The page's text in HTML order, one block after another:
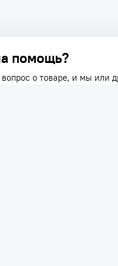
помощь?
о товаре, и мы или